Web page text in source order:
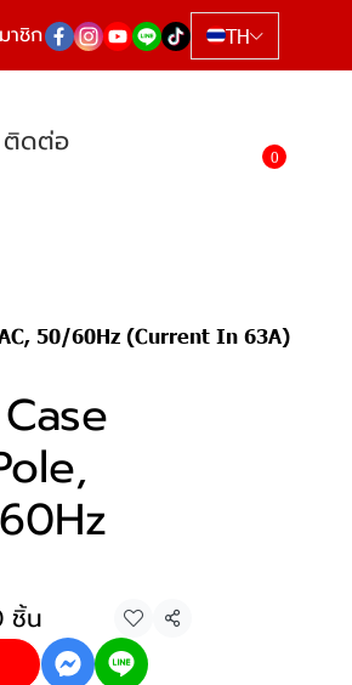
าชิก TH
ติดต่อ
0
50/60Hz (Current In 63A)
ชิ้น
แชร์